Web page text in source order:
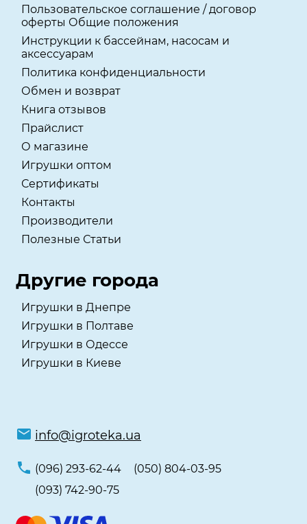
Пользовательское соглашение / договор
оферты Общие положения
Инструкции к бассейнам, насосам и
аксессуарам
Политика конфиденциальности
Обмен и возврат
Книга отзывов
Прайслист
О магазине
Игрушки оптом
Сертификаты
Контакты
Производители
Полезные Статьи
Другие города
Игрушки в Днепре
Игрушки в Полтаве
Игрушки в Одессе
Игрушки в Киеве
info@igroteka.ua
(096) 293-62-44
(050) 804-03-95
(093) 742-90-75